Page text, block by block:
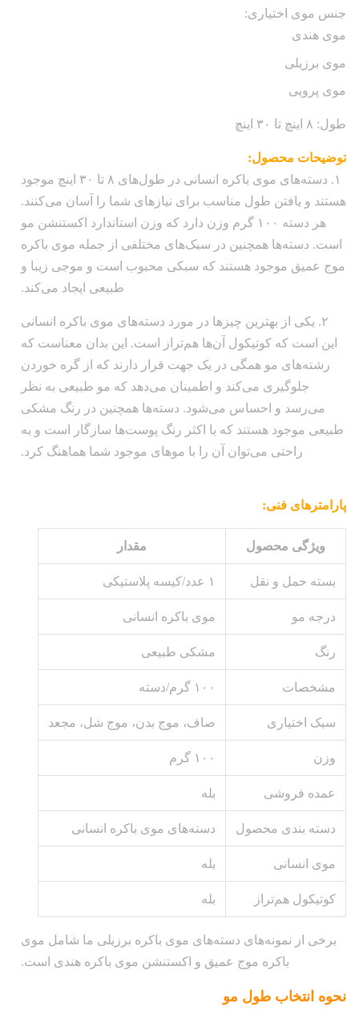
جنس موی اختیاری:
موی هندی
موی برزیلی
موی پرویی
طول: ۸ اینچ تا ۳۰ اینچ
توضیحات محصول:
۱. دسته‌های موی باکره انسانی در طول‌های ۸ تا ۳۰ اینچ موجود
هستند و یافتن طول مناسب برای نیازهای شما را آسان می‌کنند.
هر دسته ۱۰۰ گرم وزن دارد که وزن استاندارد اکستنشن مو
است. دسته‌ها همچنین در سبک‌های مختلفی از جمله موی باکره
موج عمیق موجود هستند که سبکی محبوب است و موجی زیبا و
طبیعی ایجاد می‌کند.
۲. یکی از بهترین چیزها در مورد دسته‌های موی باکره انسانی
این است که کوتیکول آن‌ها هم‌تراز است. این بدان معناست که
رشته‌های مو همگی در یک جهت قرار دارند که از گره خوردن
جلوگیری می‌کند و اطمینان می‌دهد که مو طبیعی به نظر
می‌رسد و احساس می‌شود. دسته‌ها همچنین در رنگ مشکی
طبیعی موجود هستند که با اکثر رنگ پوست‌ها سازگار است و به
راحتی می‌توان آن را با موهای موجود شما هماهنگ کرد.
پارامترهای فنی:
ویژگی محصول مقدار
بسته حمل و نقل ۱ عدد/کیسه پلاستیکی
درجه مو موی باکره انسانی
رنگ مشکی طبیعی
مشخصات ۱۰۰ گرم/دسته
سبک اختیاری صاف، موج بدن، موج شل، مجعد
وزن ۱۰۰ گرم
عمده فروشی بله
دسته بندی محصول دسته‌های موی باکره انسانی
موی انسانی بله
کوتیکول هم‌تراز بله
برخی از نمونه‌های دسته‌های موی باکره برزیلی ما شامل موی
باکره موج عمیق و اکستنشن موی باکره هندی است.
نحوه انتخاب طول مو